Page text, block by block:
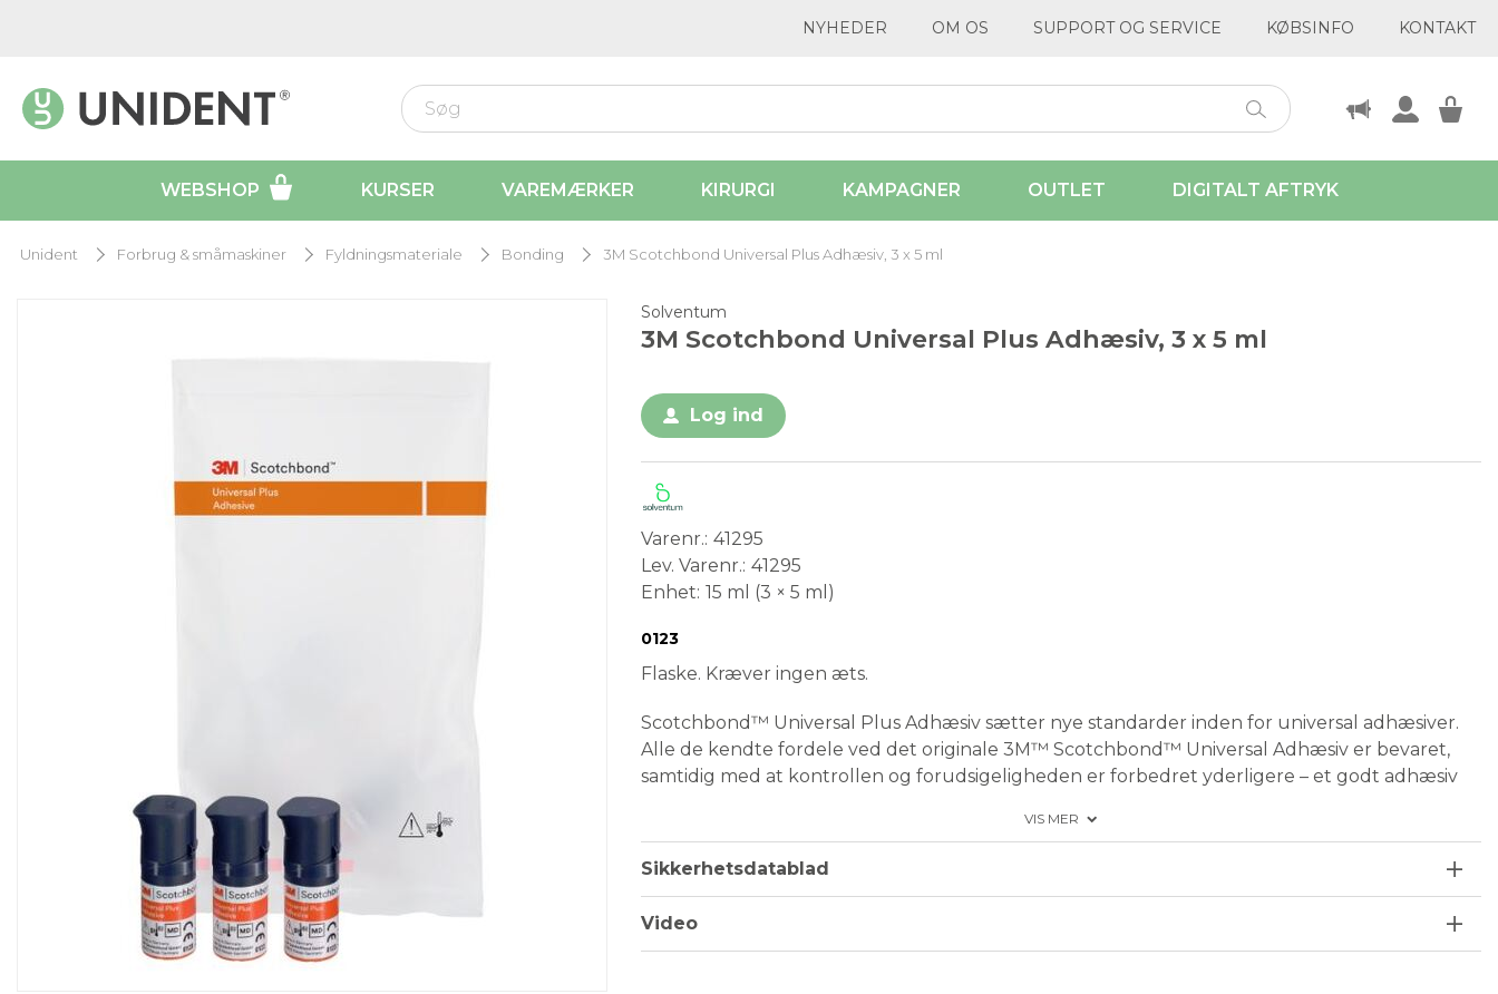
NYHEDER OM OS SUPPORT OG SERVICE KØBSINFO KONTAKT
WEBSHOP KURSER VAREMÆRKER KIRURGI KAMPAGNER OUTLET DIGITALT AFTRYK
Unident Forbrug & småmaskiner Fyldningsmateriale Bonding 3M Scotchbond Universal Plus Adhæsiv, 3 x 5 ml
Solventum
3M Scotchbond Universal Plus Adhæsiv, 3 x 5 ml
Log ind
Varenr. 41295
Lev. Varenr. 41295
Enhet 15 ml (3 × 5 ml)
Medical Device
0123
Flaske. Kræver ingen æts.
Scotchbond™ Universal Plus Adhæsiv sætter nye standarder inden for universal adhæsiver.
Alle de kendte fordele ved det originale 3M™ Scotchbond™ Universal Adhæsiv er bevaret,
samtidig med at kontrollen og forudsigeligheden er forbedret yderligere – et godt adhæsiv
5 skridt fremad i forhold til originalen:
Binder til og forsegler cariesafficeret dentin
Forøget binding til dentale og restorative overflader, inklusive glaskeramik
VIS MER
Sikkerhetsdatablad
Video